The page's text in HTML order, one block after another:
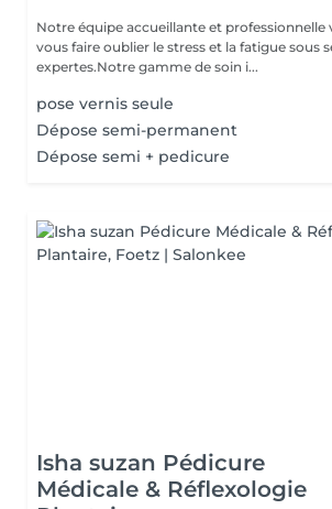
Notre équipe accueillante et
vous faire oublier le stress et la fatigue sous
expertes.Notre gamme de soin i...
pose vernis seule
Dépose semi-permanent
Dépose semi + pedicure
Isha suzan Pédicure
Médicale & Réflexologie